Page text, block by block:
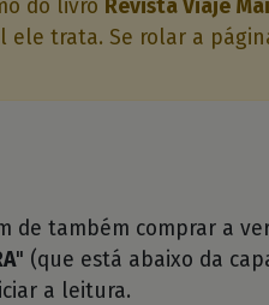
do livro Revista Viaje
ele trata. Se rolar a
de também comprar a
" (que está abaixo da
a leitura.